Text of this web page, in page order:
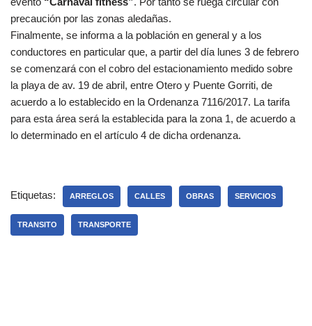
precaución por las zonas aledañas.
Finalmente, se informa a la población en general y a los
conductores en particular que, a partir del día lunes 3 de febrero
se comenzará con el cobro del estacionamiento medido sobre
la playa de av. 19 de abril, entre Otero y Puente Gorriti, de
acuerdo a lo establecido en la Ordenanza 7116/2017. La tarifa
para esta área será la establecida para la zona 1, de acuerdo a
lo determinado en el artículo 4 de dicha ordenanza.
Etiquetas: ARREGLOS CALLES OBRAS SERVICIOS
TRANSITO TRANSPORTE